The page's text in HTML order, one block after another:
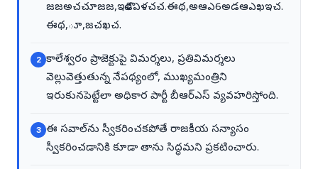
జజఅచచూజజ,ఇళౌడఎళచచ.ఈథ,అఆఎ6అడఆఎఖఇచ.
ఈథ,‌ూ,జచఖచ.
2 కాలేశ్వరం ప్రాజెక్టుపై విమర్శలు, ప్రతివిమర్శలు
వెల్లువెత్తుతున్న నేపథ్యంలో, ముఖ్యమంత్రిని
ఇరుకునపెట్టేలా అధికార పార్టీ బీఆర్ఎస్ వ్యవహరిస్తోంది.
3 ఈ సవాల్‌ను స్వీకరించకపోతే రాజకీయ సన్యాసం
స్వీకరించడానికి కూడా తాను సిద్ధమని ప్రకటించారు.